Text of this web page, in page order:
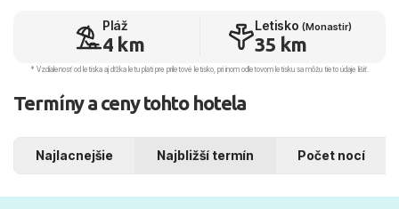
Pláž
4 km
Letisko (Monastir)
35 km
* Vzdialenosť od letiska aj dľžka letu platí pre príletové letisko, pri inom odletovom letisku sa môžu tieto údaje líšiť.
Termíny a ceny tohto hotela
Najlacnejšie Najbližší termín Počet nocí